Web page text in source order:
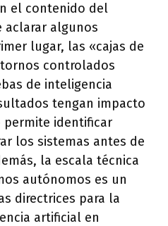
el contenido del
aclarar algunos
lugar, las «cajas de
controlados
de inteligencia
tengan impacto
permite identificar
los sistemas antes de
la escala técnica
autónomos es un
directrices para la
artificial en